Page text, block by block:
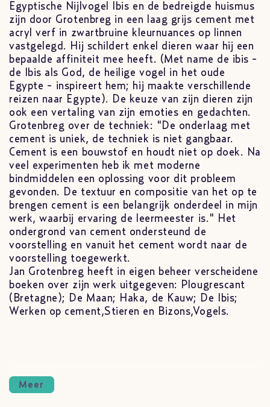
Egyptische Nijlvogel Ibis en de bedreigde huismus
zijn door Grotenbreg in een laag grijs cement met
acryl verf in zwartbruine kleurnuances op linnen
vastgelegd. Hij schildert enkel dieren waar hij een
bepaalde affiniteit mee heeft. (Met name de ibis -
de Ibis als God, de heilige vogel in het oude
Egypte - inspireert hem; hij maakte verschillende
reizen naar Egypte). De keuze van zijn dieren zijn
ook een vertaling van zijn emoties en gedachten.
Grotenbreg over de techniek: "De onderlaag met
cement is uniek, de techniek is niet gangbaar.
Cement is een bouwstof en houdt niet op doek. Na
veel experimenten heb ik met moderne
bindmiddelen een oplossing voor dit probleem
gevonden. De textuur en compositie van het op te
brengen cement is een belangrijk onderdeel in mijn
werk, waarbij ervaring de leermeester is." Het
ondergrond van cement ondersteund de
voorstelling en vanuit het cement wordt naar de
voorstelling toegewerkt.
Jan Grotenbreg heeft in eigen beheer verscheidene
boeken over zijn werk uitgegeven: Plougrescant
(Bretagne); De Maan; Haka, de Kauw; De Ibis;
Werken op cement,Stieren en Bizons,Vogels.
Meer